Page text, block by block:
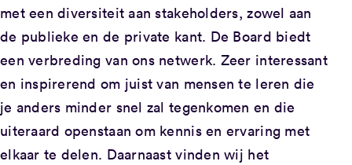
met een diversiteit aan stakeholders, zowel aan
de publieke en de private kant. De Board biedt
een verbreding van ons netwerk. Zeer interessant
en inspirerend om juist van mensen te leren die
je anders minder snel zal tegenkomen en die
uiteraard openstaan om kennis en ervaring met
elkaar te delen. Daarnaast vinden wij het